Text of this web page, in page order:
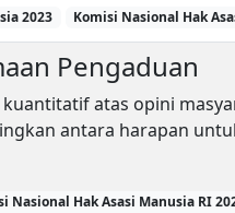
2023 Komisi Nasional Hak
Pengaduan
atas opini
antara harapan
Hak Asasi Manusia RI